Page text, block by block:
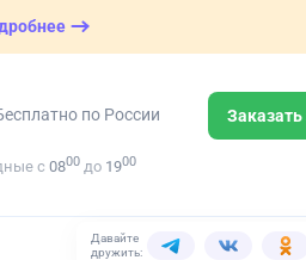
по России Заказать
с 0800 до 1900
Давайте
дружить: